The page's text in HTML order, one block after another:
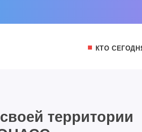
КТО
территории